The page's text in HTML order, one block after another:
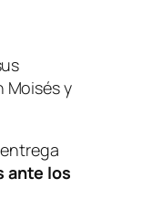
Moisés y
ante los